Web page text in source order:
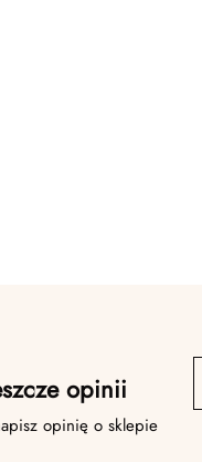
opinii
opinię o sklepie